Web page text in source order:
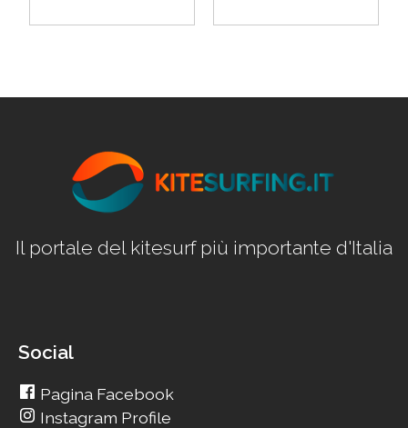
Il portale del kitesurf più importante d'Italia
Social
Pagina Facebook
Instagram Profile